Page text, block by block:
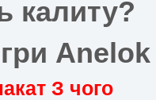
калиту?
Anelok
З чого